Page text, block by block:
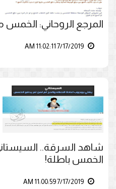
المرجع الروحاني: الخمس
شاهد السرقة..
الخمس باطلة!